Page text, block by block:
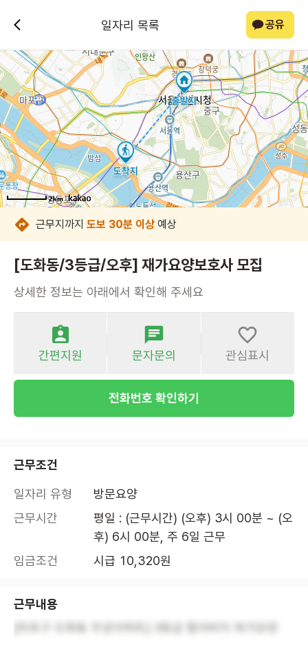
일자리 목록 공유
2km
2km
2km
2km
2km
2km
2km
2km
근무지까지 도보 30분 이상 예상
[도화동/3등급/오후] 재가요양보호사 모집
상세한 정보는 아래에서 확인해 주세요
간편지원 문자문의 관심표시
전화번호 확인하기
근무조건
일자리 유형
방문요양
근무시간
평일 : (근무시간) (오후) 3시 00분 ~ (오
후) 6시 00분, 주 6일 근무
임금조건
시급 10,320원
근무내용